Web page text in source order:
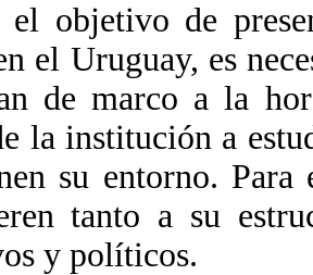
objetivo de
el Uruguay, es
de marco a la
la institución a
su entorno. Para
tanto a su
y políticos.